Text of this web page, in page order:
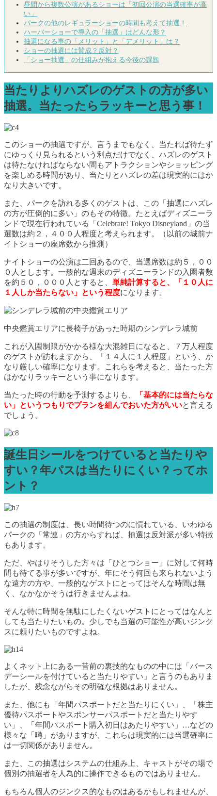
昼間から複数公演があるショーは「初回公演の当選確率が高
い」
パークの他のレギュラーショーの時間も考えて抽選！
ハーバーショーで導入の「抽選」はどんな形？
抽選になる事の「メリット」と「デメリット」は？
ショーの抽選には賛成？反対？
「ショー抽選」の仕組みが抱える今後の課題
当たりよりハズレのゲストの方が多い
抽選。当たったらラッキーと思う事！
このショーの抽選ですが、言うまでもなく、当たれば待たず
にゆっくり見られるという利点だけでなく、ハズレのゲスト
は待たなければならない間もアトラクションやショッピング
を楽しめる時間があり、当たりとハズレの差は現実的にはか
なり大きいです。
また、パークを訪れる多くのゲストは、この「抽選にハズレ
の方が圧倒的に多い」のもその特徴。たとえばディズニーラ
ンドで現在行われている「Celebrate! Tokyo Disneyland」の当
選数は約２，４００人程度と考えられます。（以前の城前ナ
イトショーの座席数から推測）
ナイトショーの公演は二回あるので、当選席数は約５，００
０人とします。一般的な週末のディズニーランドの入園者数
を約５０，０００人とすると、 単純計算すると、「１０人に
１人しか当たらない」という程度になります。
中央鑑賞エリアに長椅子があった時期のシンデレラ城前
これが入園制限がかかる様な大混雑日になると、７万人程度
のゲストが訪れますから、「１４人に１人程度」という、か
なり厳しい確率になります。これらを考えると、当たった方
はかなりラッキーという事になります。
当たった時の行動を予測するよりも、
「基本的には当たらな
い」というつもりでプランを組んでおいた方がいいと言える
でしょう。
誕生日シールをつけていると当たりや
すい？年パスは当たりにくい？ってホ
ント？
この抽選の制度は、長い時間待つのに慣れている、いわゆる
パークの「常連」の方からすれば、抽選は反対派が多い特徴
もあります。
ただ、やはりそうした方々は「ひとつショー」に対して何時
間も待てる事が多いですが、年にそう何回も来られないよう
な遠方の方や、一般的なゲストにとってはそんな時間は無
く、なかなかそうは行きませんよね。
そんな特に時間を無駄にしたくないゲストにとってはなんと
しても当たりたいもの。少しでも当選の可能性が高いジンク
スに頼りたいものですよね。
よくネット上にある一昔前の裏技的なものの中には「バース
デーシールを付けていると当たりやすい」と言うのもありま
したが、残念ながらその明確な根拠はありません。
また、他にも「年間パスポートだと当たりにくい」、「株主
優待パスポートやスポンサーパスポートだと当たりやす
い」、「年間パスポート購入初日はあたりやすい」…などの
様々な「噂」がありますが、これらは現実的には当選確率に
は一切関係がありません。
また、この抽選はシステムの仕組み上、キャストがその場で
個別の抽選者を人為的に操作できるものではありません。
もちろん個人のジンクス的なものはあるかもしれませんが、